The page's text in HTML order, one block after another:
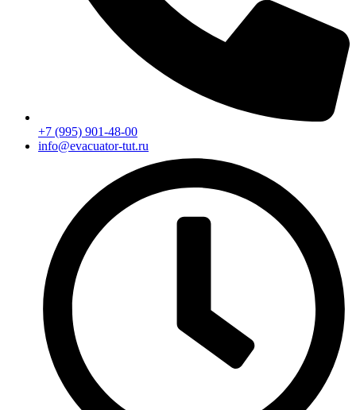
+7 (995) 901-48-00
info@evacuator-tut.ru